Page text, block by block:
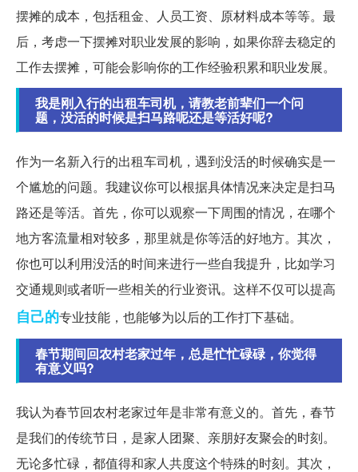
摆摊的成本，包括租金、人员工资、原材料成本等等。最
后，考虑一下摆摊对职业发展的影响，如果你辞去稳定的
工作去摆摊，可能会影响你的工作经验积累和职业发展。
我是刚入行的出租车司机，请教老前辈们一个问
题，没活的时候是扫马路呢还是等活好呢?
作为一名新入行的出租车司机，遇到没活的时候确实是一
个尴尬的问题。我建议你可以根据具体情况来决定是扫马
路还是等活。首先，你可以观察一下周围的情况，在哪个
地方客流量相对较多，那里就是你等活的好地方。其次，
你也可以利用没活的时间来进行一些自我提升，比如学习
交通规则或者听一些相关的行业资讯。这样不仅可以提高
自己的专业技能，也能够为以后的工作打下基础。
春节期间回农村老家过年，总是忙忙碌碌，你觉得
有意义吗?
我认为春节回农村老家过年是非常有意义的。首先，春节
是我们的传统节日，是家人团聚、亲朋好友聚会的时刻。
无论多忙碌，都值得和家人共度这个特殊的时刻。其次，